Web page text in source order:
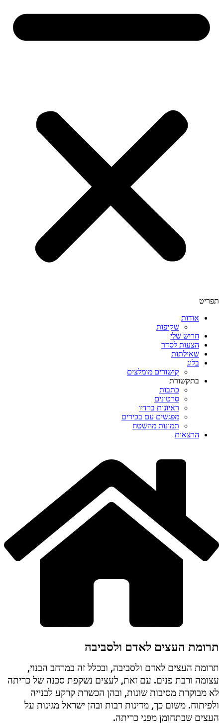
תפריט
אודות
שקיפות
חריש שלי
הצעות לסדר
שאילתות
בלוג
קישורים מומלצים
בתקשורת
כתבות
סרטונים
ראיונות ברדיו
מפגשים עם בכירים
תמונות מהשטח
הרצאות
תרומת העצים לאדם ולסביבה
תרומת העצים לאדם ולסביבה, ובכלל זה במרחב הבנוי,
עצומה ורבת פנים. עם זאת, לעצים נשקפת סכנה של כריתה
לא מבוקרת מסיבות שונות, ובהן הכשרת קרקע לבנייה
ולפיתוח. משום כך, מדינות רבות ובהן ישראל מגינות על
העצים שבתחומן מפני כריתה.